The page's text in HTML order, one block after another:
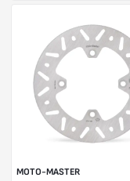
MOTO-MASTER